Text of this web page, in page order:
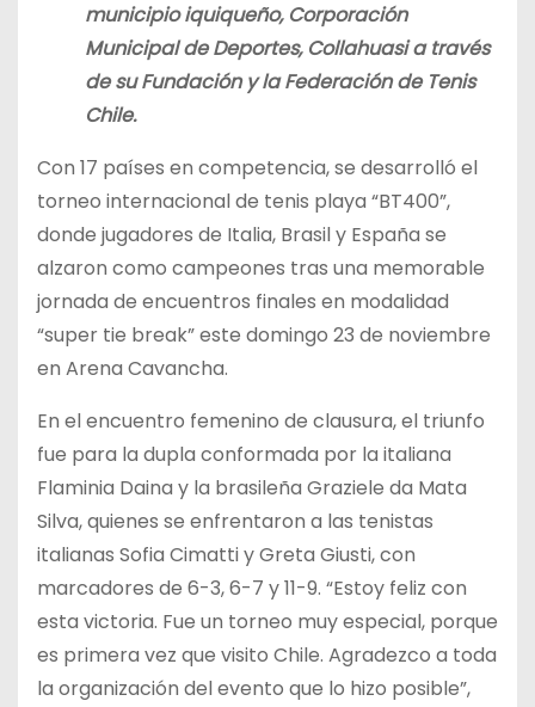
municipio iquiqueño, Corporación
Municipal de Deportes, Collahuasi a través
de su Fundación y la Federación de Tenis
Chile.
Con 17 países en competencia, se desarrolló el
torneo internacional de tenis playa “BT400”,
donde jugadores de Italia, Brasil y España se
alzaron como campeones tras una memorable
jornada de encuentros finales en modalidad
“super tie break” este domingo 23 de noviembre
en Arena Cavancha.
En el encuentro femenino de clausura, el triunfo
fue para la dupla conformada por la italiana
Flaminia Daina y la brasileña Graziele da Mata
Silva, quienes se enfrentaron a las tenistas
italianas Sofia Cimatti y Greta Giusti, con
marcadores de 6-3, 6-7 y 11-9. “Estoy feliz con
esta victoria. Fue un torneo muy especial, porque
es primera vez que visito Chile. Agradezco a toda
la organización del evento que lo hizo posible”,